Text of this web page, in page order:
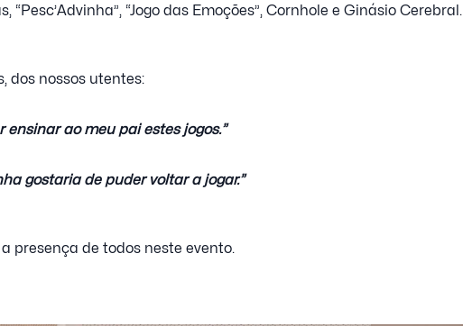
“Pesc’Advinha”, “Jogo das Emoções”, Cornhole e Ginásio Cerebral.
dos nossos utentes:
ensinar ao meu pai estes jogos.”
gostaria de puder voltar a jogar.”
presença de todos neste evento.